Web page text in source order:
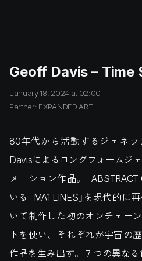
Geoff Davis – Time
January 18, 2024 at 02:00
Partner: EXPANDED.ART
80年代から活動するジェネ
Davisによるロングフォームジ
メーション作品。「
いる「MA1 LINES」を現代的に
いて制作した初のオンチェー
トを使い、それぞれが宇宙の
作品を生み出す。７つの異な